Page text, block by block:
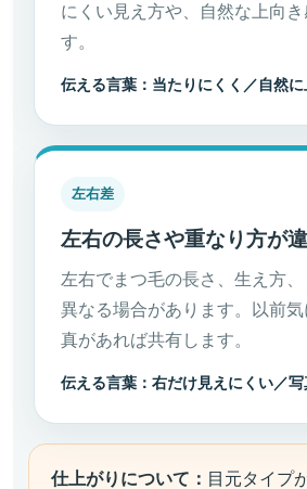
にくい見え方や、自然な上向
す。
伝える言葉：当たりにくく／自然に
左右差
左右の長さや重なり方が
左右でまつ毛の長さ、生え方
異なる場合があります。以前
真があれば共有します。
伝える言葉：右だけ見えにくい／
仕上がりについて： 目元タイプ